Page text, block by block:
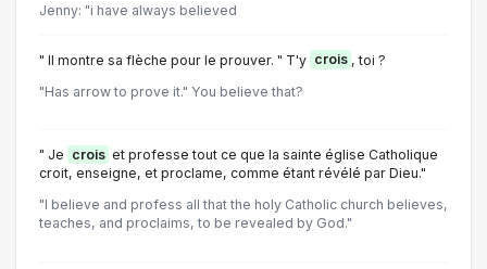
Jenny: "i have always believed
" Il montre sa flèche pour le prouver. " T'y crois , toi ?
"Has arrow to prove it." You believe that?
" Je crois et professe tout ce que la sainte église Catholique
croit, enseigne, et proclame, comme étant révélé par Dieu."
"I believe and profess all that the holy Catholic church believes,
teaches, and proclaims, to be revealed by God."